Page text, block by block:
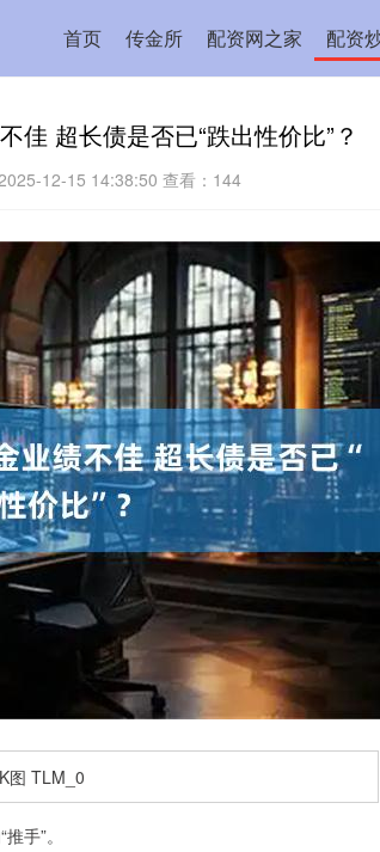
首页 传金所 配资网之家 配资
佳 超长债是否已“跌出性价比”？
12-15 14:38:50 查看：144
手”。